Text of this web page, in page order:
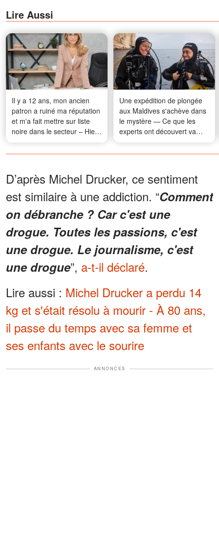
Lire Aussi
Il y a 12 ans, mon ancien
patron a ruiné ma réputation
et m'a fait mettre sur liste
noire dans le secteur – Hier,
il est venu dans mon
entreprise pour me supplier
Une expédition de plongée
aux Maldives s'achève dans
le mystère — Ce que les
experts ont découvert va
vous surprendre
D’après Michel Drucker, ce sentiment
est similaire à une addiction. “Comment
on débranche ? Car c'est une
drogue. Toutes les passions, c'est
une drogue. Le journalisme, c'est
une drogue”, a-t-il déclaré.
Lire aussi : Michel Drucker a perdu 14
kg et s'était résolu à mourir - À 80 ans,
il passe du temps avec sa femme et
ses enfants avec le sourire
ANNONCES